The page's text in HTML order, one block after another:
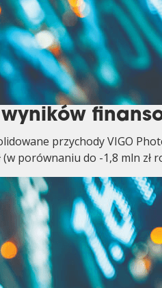
przychody VIGO
porównaniu do -1,8 mln zł